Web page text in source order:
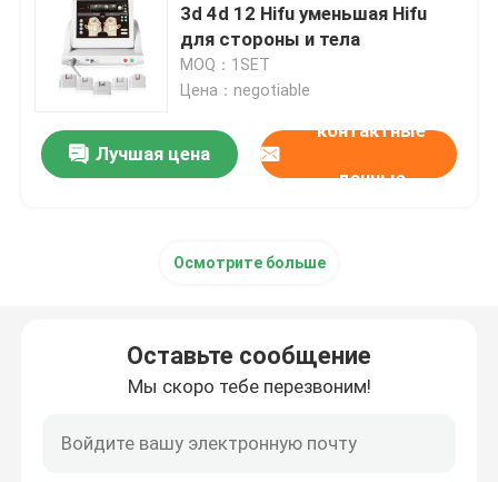
Машина лазера пикосекунды
Машина лазера Alexandrite
многофункциональное оборудование красоты
3d 4d 12 Hifu уменьшая Hifu
для стороны и тела
MOQ：1SET
Цена：negotiable
Лучшая цена
контактные
данные
Осмотрите больше
Оставьте сообщение
Мы скоро тебе перезвоним!